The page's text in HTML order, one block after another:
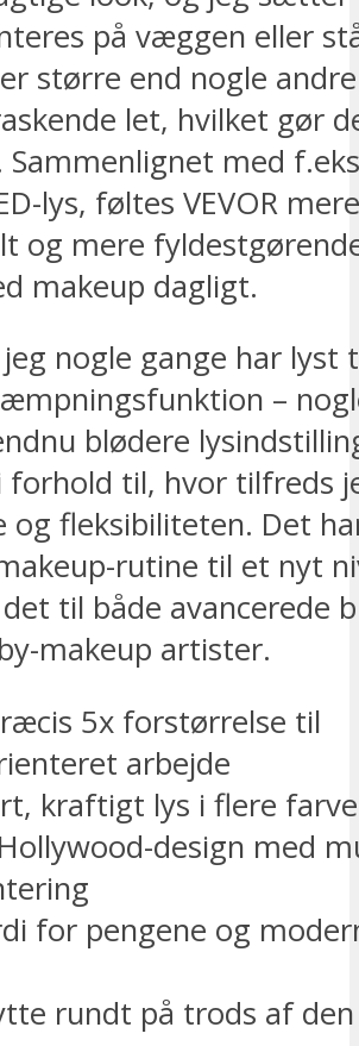
på væggen eller
større end nogle
let, hvilket gør
med
lys, føltes VEVOR mere
og mere
makeup dagligt.
nogle gange har lyst
–
blødere
forhold til, hvor tilfreds
og fleksibiliteten. Det
rutine til et nyt
til både avancerede
makeup artister.
5x forstørrelse til
arbejde
kraftigt lys i flere
design med
for pengene og
rundt på trods af